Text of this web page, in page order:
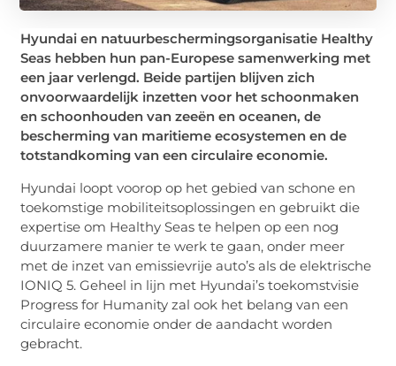
Hyundai en natuurbeschermingsorganisatie Healthy
Seas hebben hun pan-Europese samenwerking met
een jaar verlengd. Beide partijen blijven zich
onvoorwaardelijk inzetten voor het schoonmaken
en schoonhouden van zeeën en oceanen, de
bescherming van maritieme ecosystemen en de
totstandkoming van een circulaire economie.
Hyundai loopt voorop op het gebied van schone en
toekomstige mobiliteitsoplossingen en gebruikt die
expertise om Healthy Seas te helpen op een nog
duurzamere manier te werk te gaan, onder meer
met de inzet van emissievrije auto’s als de elektrische
IONIQ 5. Geheel in lijn met Hyundai’s toekomstvisie
Progress for Humanity zal ook het belang van een
circulaire economie onder de aandacht worden
gebracht.